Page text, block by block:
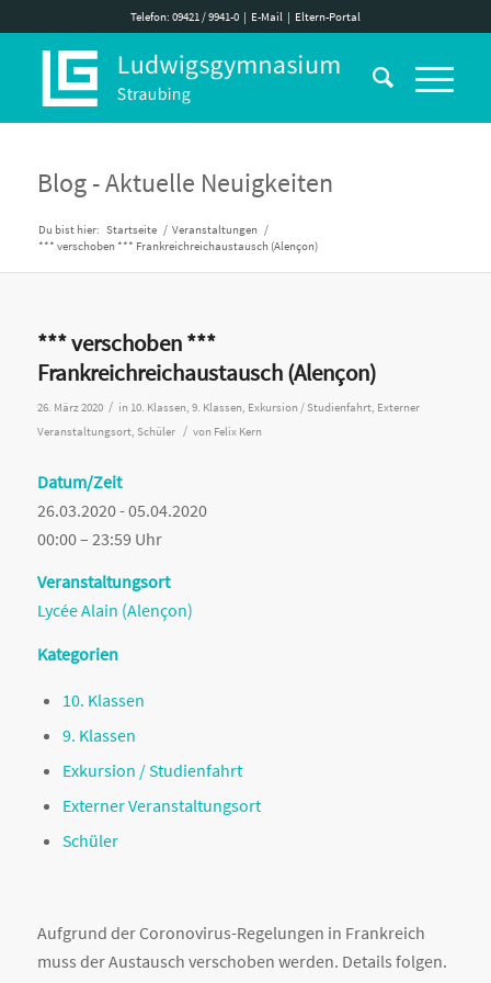
Telefon: 09421 / 9941-0| E-Mail| Eltern-Portal
Blog - Aktuelle Neuigkeiten
Du bist hier: Startseite / Veranstaltungen /
*** verschoben *** Frankreichreichaustausch (Alençon)
*** verschoben ***
Frankreichreichaustausch (Alençon)
26. März 2020 / in 10. Klassen, 9. Klassen, Exkursion / Studienfahrt, Externer
Veranstaltungsort, Schüler / von Felix Kern
Datum/Zeit
26.03.2020 - 05.04.2020
00:00 – 23:59 Uhr
Veranstaltungsort
Lycée Alain (Alençon)
Kategorien
10. Klassen
9. Klassen
Exkursion / Studienfahrt
Externer Veranstaltungsort
Schüler
Aufgrund der Coronovirus-Regelungen in Frankreich
muss der Austausch verschoben werden. Details folgen.